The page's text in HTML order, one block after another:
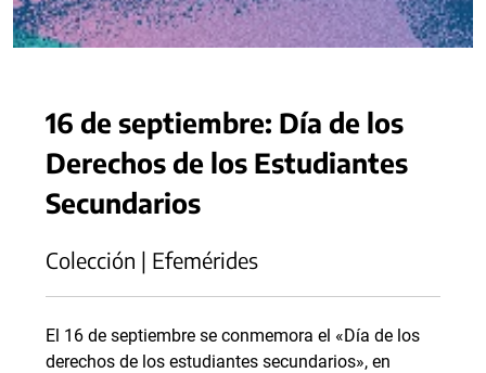
16 de septiembre: Día de los
Derechos de los Estudiantes
Secundarios
Colección | Efemérides
El 16 de septiembre se conmemora el «Día de los
derechos de los estudiantes secundarios», en